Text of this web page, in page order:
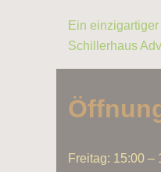
Ein
Schillerhaus
Freitag: 15:00 –